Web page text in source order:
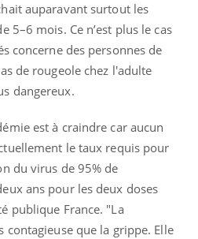
auparavant surtout les
5–6 mois. Ce n’est plus le cas
concerne des personnes de
de rougeole chez l'adulte
dangereux.
est à craindre car aucun
le taux requis pour
du virus de 95% de
ans pour les deux doses
publique France. "La
contagieuse que la grippe. Elle